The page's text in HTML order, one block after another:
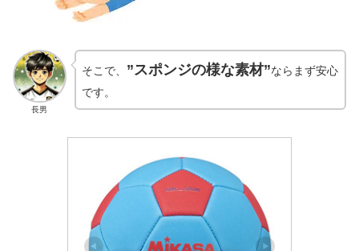
長男
そこで、 ”スポンジの様な素材”ならまず安心
です。